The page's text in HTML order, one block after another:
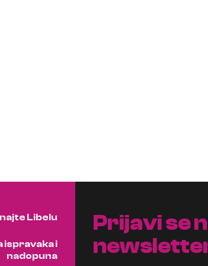
Libelu
ispravaka i
nadopuna
Prijavi se